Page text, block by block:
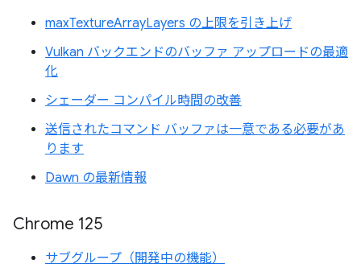
maxTextureArrayLayers の上限を引き上げ
Vulkan バックエンドのバッファ アップロードの最適
化
シェーダー コンパイル時間の改善
送信されたコマンド バッファは一意である必要があ
ります
Dawn の最新情報
Chrome 125
サブグループ（開発中の機能）